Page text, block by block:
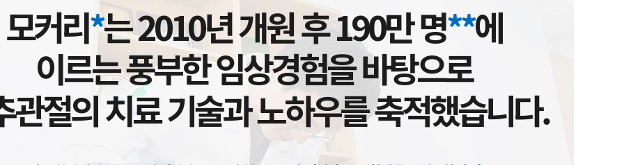
모커리*는 2010년 개원 후 190만 명**에
이르는 풍부한 임상경험을 바탕으로
관절의 치료 기술과 노하우를 축적했습니다.